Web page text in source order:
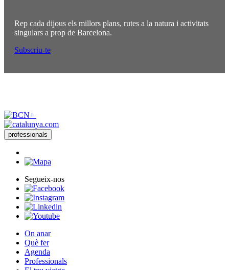
Rep cada dijous els millors plans, rutes a la natura i activitats
singulars a prop de Barcelona.
Subscriu-te
professionals
Segueix-nos
On anar
Què fer
Agenda
Professionals